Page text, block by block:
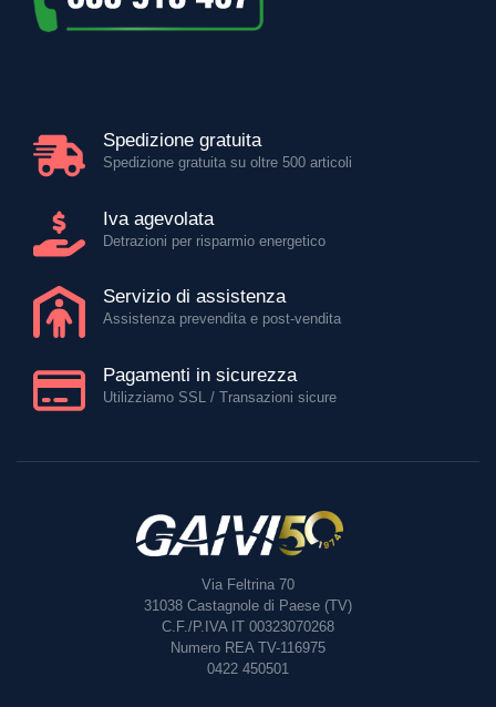
Spedizione gratuita
Spedizione gratuita su oltre 500 articoli
Iva agevolata
Detrazioni per risparmio energetico
Servizio di assistenza
Assistenza prevendita e post-vendita
Pagamenti in sicurezza
Utilizziamo SSL / Transazioni sicure
Via Feltrina 70
31038 Castagnole di Paese (TV)
C.F./P.IVA IT 00323070268
Numero REA TV-116975
0422 450501